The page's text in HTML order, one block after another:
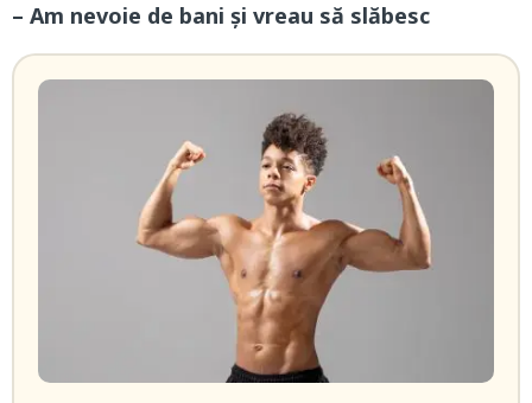
– Am nevoie de bani și vreau să slăbesc